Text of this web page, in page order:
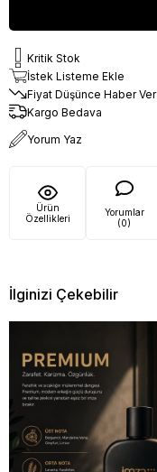
Kritik Stok
İstek Listeme Ekle
Fiyat Düşünce Haber Ver
Kargo Bedava
Yorum Yaz
Ürün
Özellikleri
Yorumlar
(0)
İlginizi Çekebilir